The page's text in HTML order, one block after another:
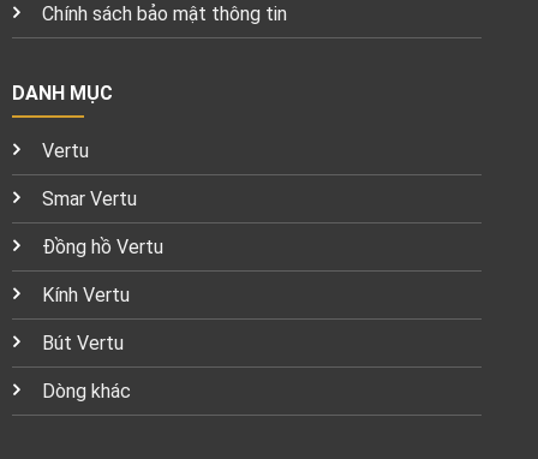
Chính sách bảo mật thông tin
DANH MỤC
Vertu
Smar Vertu
Đồng hồ Vertu
Kính Vertu
Bút Vertu
Dòng khác